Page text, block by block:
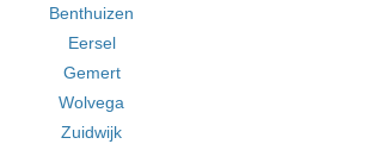
Benthuizen
Eersel
Gemert
Wolvega
Zuidwijk